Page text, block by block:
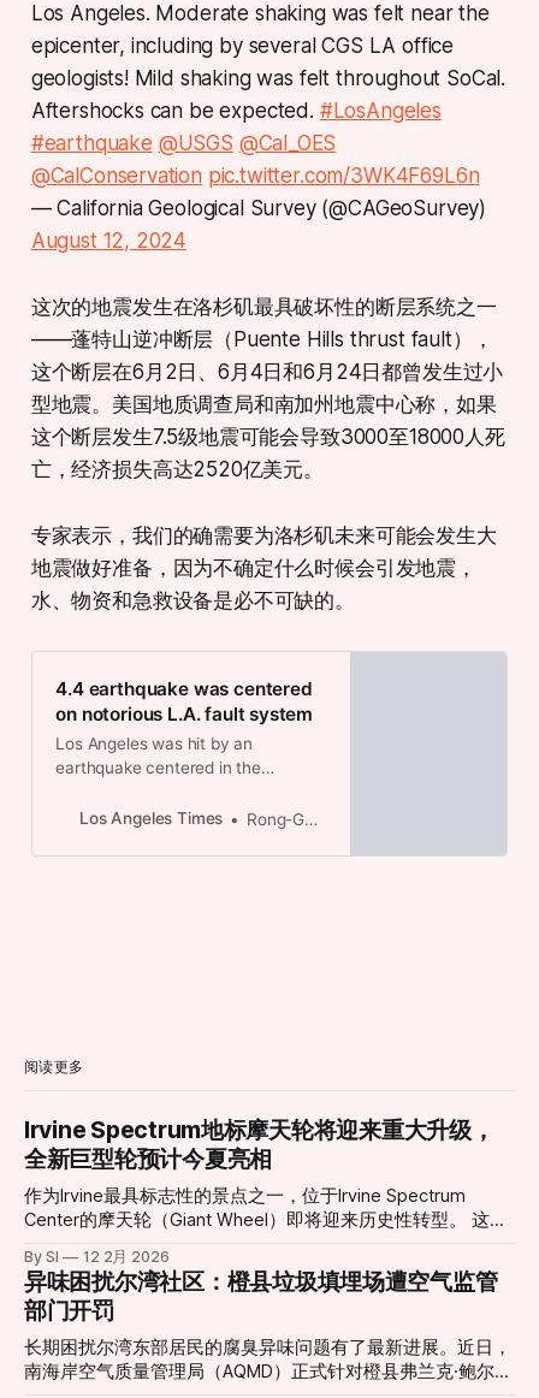
Los Angeles. Moderate shaking was felt near the
epicenter, including by several CGS LA office
geologists! Mild shaking was felt throughout SoCal.
Aftershocks can be expected. #LosAngeles
#earthquake @USGS @Cal_OES
@CalConservation pic.twitter.com/3WK4F69L6n
— California Geological Survey (@CAGeoSurvey)
August 12, 2024
这次的地震发生在洛杉矶最具破坏性的断层系统之一
——蓬特山逆冲断层（Puente Hills thrust fault），
这个断层在6月2日、6月4日和6月24日都曾发生过小
型地震。美国地质调查局和南加州地震中心称，如果
这个断层发生7.5级地震可能会导致3000至18000人死
亡，经济损失高达2520亿美元。
专家表示，我们的确需要为洛杉矶未来可能会发生大
地震做好准备，因为不确定什么时候会引发地震，
水、物资和急救设备是必不可缺的。
4.4 earthquake was centered
on notorious L.A. fault system
Los Angeles was hit by an
earthquake centered in the
was felt over a wide swath of
Los Angeles Times Rong-Gong Lin II
阅读更多
Irvine Spectrum地标摩天轮将迎来重大升级，
全新巨型轮预计今夏亮相
作为Irvine最具标志性的景点之一，位于Irvine Spectrum
Center的摩天轮（Giant Wheel）即将迎来历史性转型。 这座
景观视角和绚丽灯光吸引无数游客与居民，是当地社交活动与
城市夜景的重要组成部分。然而，在经历了多年运营之后，原
有设施已于2026年1月11日停止运营，并进入大规模更新改造
阶段。 根据项目官方消息，新一代巨型摩天轮正在紧张施工
中，并预定于今年夏季正式对外开放。届时，新摩天轮将在现
By SI 12 2月 2026
异味困扰尔湾社区：橙县垃圾填埋场遭空气监管
部门开罚
长期困扰尔湾东部居民的腐臭异味问题有了最新进展。近日，
南海岸空气质量管理局（AQMD）正式针对橙县弗兰克·鲍尔曼